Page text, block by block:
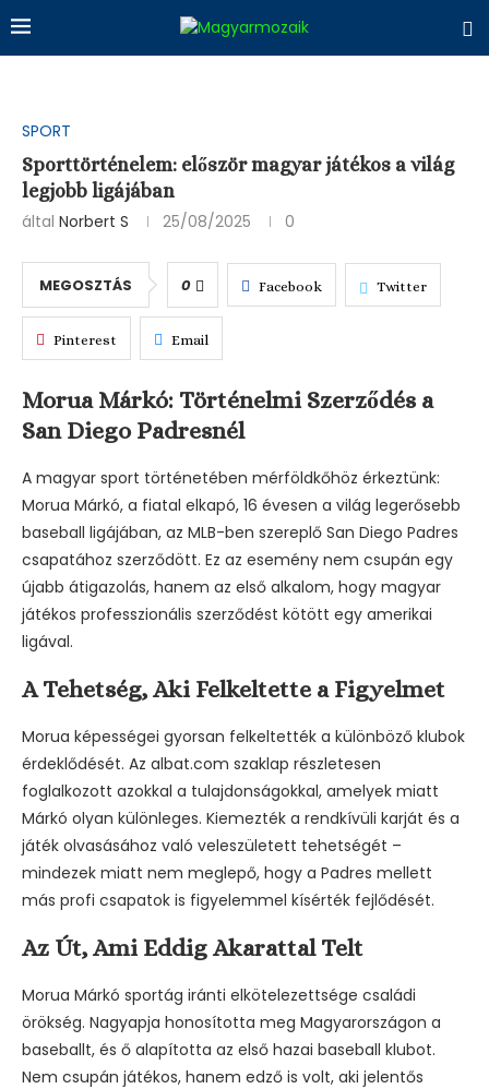
SPORT
Sporttörténelem: először magyar játékos a világ
legjobb ligájában
által Norbert S 25/08/2025 0
MEGOSZTÁS 0 Facebook Twitter
Pinterest Email
Morua Márkó: Történelmi Szerződés a
San Diego Padresnél
A magyar sport történetében mérföldkőhöz érkeztünk:
Morua Márkó, a fiatal elkapó, 16 évesen a világ legerősebb
baseball ligájában, az MLB-ben szereplő San Diego Padres
csapatához szerződött. Ez az esemény nem csupán egy
újabb átigazolás, hanem az első alkalom, hogy magyar
játékos professzionális szerződést kötött egy amerikai
ligával.
A Tehetség, Aki Felkeltette a Figyelmet
Morua képességei gyorsan felkeltették a különböző klubok
érdeklődését. Az albat.com szaklap részletesen
foglalkozott azokkal a tulajdonságokkal, amelyek miatt
Márkó olyan különleges. Kiemezték a rendkívüli karját és a
játék olvasásához való veleszületett tehetségét –
mindezek miatt nem meglepő, hogy a Padres mellett
más profi csapatok is figyelemmel kísérték fejlődését.
Az Út, Ami Eddig Akarattal Telt
Morua Márkó sportág iránti elkötelezettsége családi
örökség. Nagyapja honosította meg Magyarországon a
baseballt, és ő alapította az első hazai baseball klubot.
Nem csupán játékos, hanem edző is volt, aki jelentős